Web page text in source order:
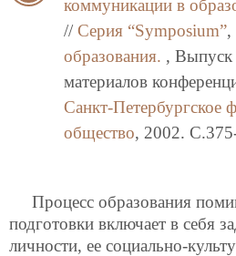
коммуникации в
// Серия “Symposium”,
образования. ,
материалов
Санкт-Петербургское
общество, 2002.
Процесс образования
подготовки включает в себя
личности, ее социально-